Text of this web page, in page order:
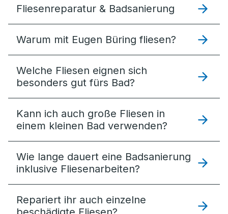
Fliesenreparatur & Badsanierung
Warum mit Eugen Büring fliesen?
Welche Fliesen eignen sich
besonders gut fürs Bad?
Kann ich auch große Fliesen in
einem kleinen Bad verwenden?
Wie lange dauert eine Badsanierung
inklusive Fliesenarbeiten?
Repariert ihr auch einzelne